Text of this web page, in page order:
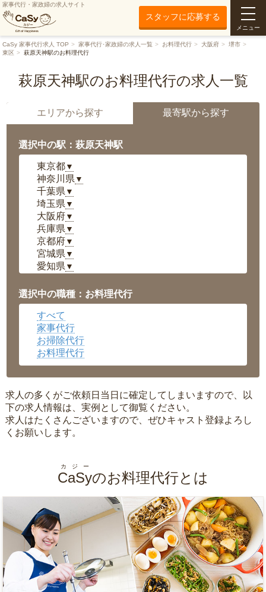
家事代行・家政婦の求人サイト
スタッフに応募する
メニュー
CaSy 家事代行求人 TOP 家事代行･家政婦の求人一覧 お料理代行 大阪府
堺市
東区
萩原天神駅のお料理代行
萩原天神駅のお料理代行の求人一覧
エリアから探す 最寄駅から探す
選択中の駅：萩原天神駅
東京都▼
神奈川県 ▼
千葉県 ▼
埼玉県 ▼
大阪府▼
兵庫県 ▼
京都府▼
宮城県 ▼
愛知県 ▼
岡山県▼
広島県▼
沖縄県
選択中の職種：お料理代行
すべて
家事代行
お掃除代行
お料理代行
求人の多くがご依頼日当日に確定してしまいますので、以
下の求人情報は、実例として御覧ください。
求人はたくさんございますので、ぜひキャスト登録よろし
くお願いします。
CaSy
カジー
のお料理代行とは